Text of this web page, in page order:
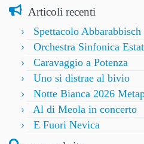
Articoli recenti
Spettacolo
Orchestra Sinfonica
Caravaggio a Potenza
Uno si distrae al bivio
Notte Bianca 2026
Al di Meola in concerto
E Fuori Nevica